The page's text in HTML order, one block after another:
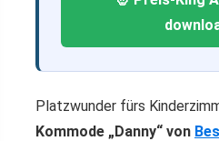
Platzwunder fürs
Kommode „Danny“ von